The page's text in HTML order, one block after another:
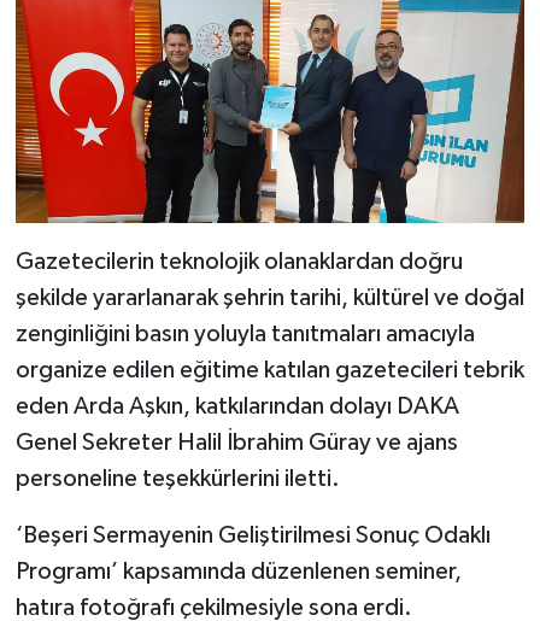
Gazetecilerin teknolojik olanaklardan doğru
şekilde yararlanarak şehrin tarihi, kültürel ve doğal
zenginliğini basın yoluyla tanıtmaları amacıyla
organize edilen eğitime katılan gazetecileri tebrik
eden Arda Aşkın, katkılarından dolayı DAKA
Genel Sekreter Halil İbrahim Güray ve ajans
personeline teşekkürlerini iletti.
‘Beşeri Sermayenin Geliştirilmesi Sonuç Odaklı
Programı’ kapsamında düzenlenen seminer,
hatıra fotoğrafı çekilmesiyle sona erdi.